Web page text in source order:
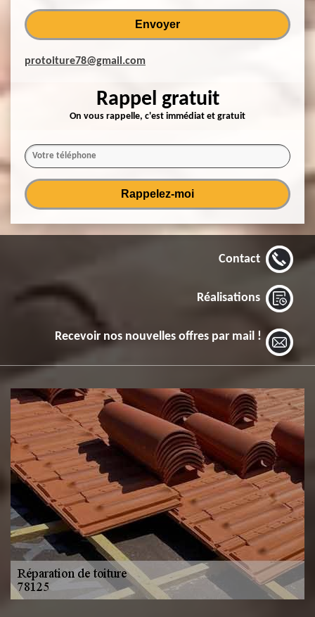
protoiture78@gmail.com
Rappel gratuit
On vous rappelle, c'est immédiat et gratuit
Contact
Réalisations
Recevoir nos nouvelles offres par mail !